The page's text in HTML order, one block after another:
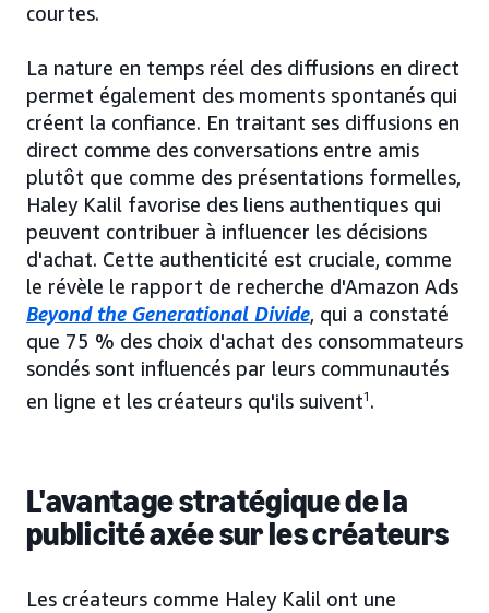
courtes.
La nature en temps réel des diffusions en direct
permet également des moments spontanés qui
créent la confiance. En traitant ses diffusions en
direct comme des conversations entre amis
plutôt que comme des présentations formelles,
Haley Kalil favorise des liens authentiques qui
peuvent contribuer à influencer les décisions
d'achat. Cette authenticité est cruciale, comme
le révèle le rapport de recherche d'Amazon Ads
Beyond the Generational Divide, qui a constaté
que 75 % des choix d'achat des consommateurs
sondés sont influencés par leurs communautés
en ligne et les créateurs qu'ils suivent1 .
L'avantage stratégique de la
publicité axée sur les créateurs
Les créateurs comme Haley Kalil ont une